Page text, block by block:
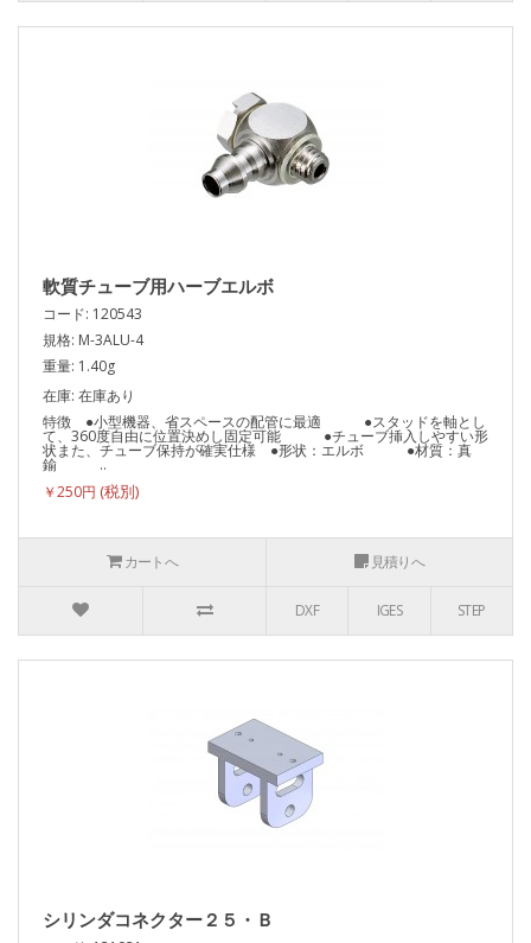
軟質チューブ用ハーブエルボ
コード: 120543
規格: M-3ALU-4
重量: 1.40g
在庫: 在庫あり
特徴 ●小型機器、省スペースの配管に最適 ●スタッドを軸とし
て、360度自由に位置決めし固定可能 ●チューブ挿入しやすい形
状また、チューブ保持が確実仕様 ●形状：エルボ ●材質：真
鍮 ..
￥250円
カートへ 見積りへ
DXF IGES STEP
シリンダコネクター２５・Ｂ